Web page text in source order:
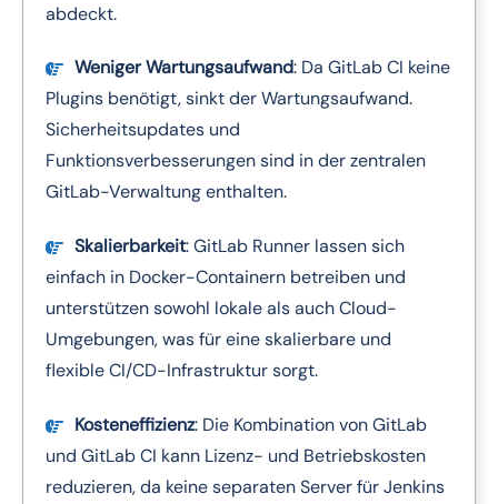
abdeckt.
Weniger Wartungsaufwand: Da GitLab CI keine
Plugins benötigt, sinkt der Wartungsaufwand.
Sicherheitsupdates und
Funktionsverbesserungen sind in der zentralen
GitLab-Verwaltung enthalten.
Skalierbarkeit: GitLab Runner lassen sich
einfach in Docker-Containern betreiben und
unterstützen sowohl lokale als auch Cloud-
Umgebungen, was für eine skalierbare und
flexible CI/CD-Infrastruktur sorgt.
Kosteneffizienz: Die Kombination von GitLab
und GitLab CI kann Lizenz- und Betriebskosten
reduzieren, da keine separaten Server für Jenkins